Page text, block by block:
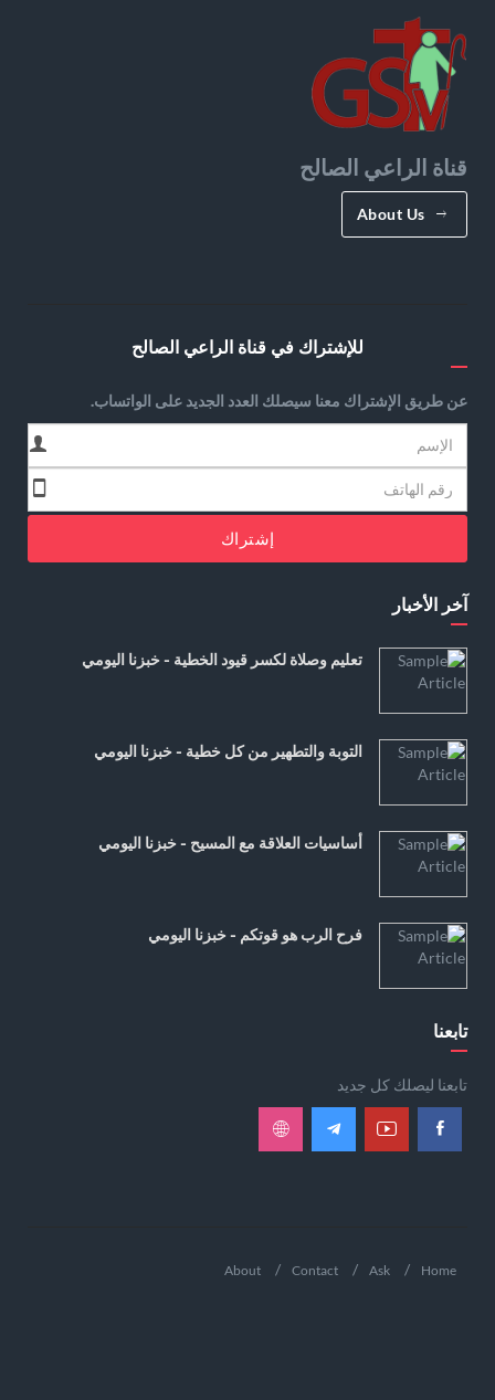
قناة الراعي الصالح
About Us
للإشتراك في قناة الراعي الصالح
عن طريق الإشتراك معنا سيصلك العدد الجديد على الواتساب.
إشتراك
آخر الأخبار
تعليم وصلاة لكسر قيود الخطية - خبزنا اليومي
التوبة والتطهير من كل خطية - خبزنا اليومي
أساسيات العلاقة مع المسيح - خبزنا اليومي
فرح الرب هو قوتكم - خبزنا اليومي
تابعنا
تابعنا ليصلك كل جديد
Home
Ask
Contact
About